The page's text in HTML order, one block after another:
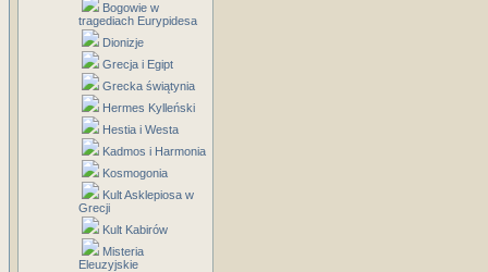
Bogowie w
tragediach Eurypidesa
Dionizje
Grecja i Egipt
Grecka świątynia
Hermes Kylleński
Hestia i Westa
Kadmos i Harmonia
Kosmogonia
Kult Asklepiosa w
Grecji
Kult Kabirów
Misteria
Eleuzyjskie